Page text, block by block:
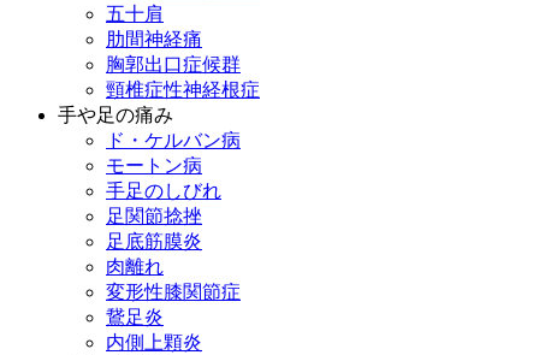
五十肩
肋間神経痛
胸郭出口症候群
頸椎症性神経根症
手や足の痛み
ド・ケルバン病
モートン病
手足のしびれ
足関節捻挫
足底筋膜炎
肉離れ
変形性膝関節症
鵞足炎
内側上顆炎